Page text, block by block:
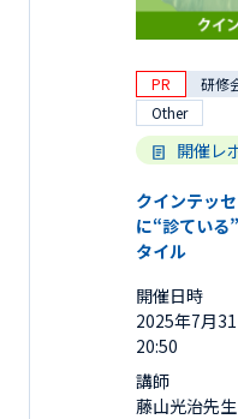
PR 研修
Other
開催レ
クインテッ
に“診ている
タイル
開催日時
2025年7月
20:50
講師
藤山光治先生